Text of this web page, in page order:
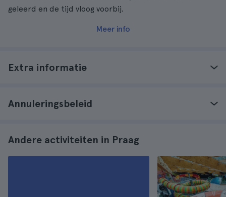
geleerd en de tijd vloog voorbij.
Meer info
Extra informatie
Annuleringsbeleid
Andere activiteiten in Praag